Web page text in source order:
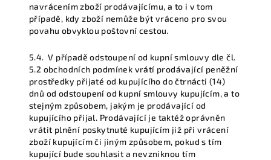
navrácením zboží prodávajícímu, a to i v tom
případě, kdy zboží nemůže být vráceno pro svou
povahu obvyklou poštovní cestou.
5.4.V případě odstoupení od kupní smlouvy dle čl.
5.2 obchodních podmínek vrátí prodávající peněžní
prostředky přijaté od kupujícího do čtrnácti (14)
dnů od odstoupení od kupní smlouvy kupujícím, a to
stejným způsobem, jakým je prodávající od
kupujícího přijal. Prodávající je taktéž oprávněn
vrátit plnění poskytnuté kupujícím již při vrácení
zboží kupujícím či jiným způsobem, pokud s tím
kupující bude souhlasit a nevzniknou tím